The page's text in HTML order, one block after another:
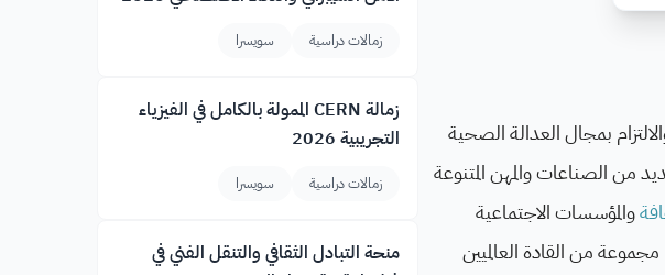
والالتزام بمجال العدالة الصحية
من الصناعات والمهن المتنوعة
والمؤسسات الاجتماعية
من القادة العالميين
زمالات دراسية سويسرا
زمالة CERN الممولة بالكامل في الفيزياء
التجريبية 2026
زمالات دراسية سويسرا
منحة التبادل الثقافي والتنقل الفني في